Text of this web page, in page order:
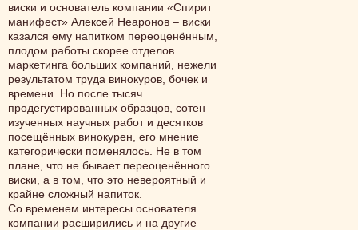
виски и основатель компании «Спирит
манифест» Алексей Неаронов – виски
казался ему напитком переоценённым,
плодом работы скорее отделов
маркетинга больших компаний, нежели
результатом труда винокуров, бочек и
времени. Но после тысяч
продегустированных образцов, сотен
изученных научных работ и десятков
посещённых винокурен, его мнение
категорически поменялось. Не в том
плане, что не бывает переоценённого
виски, а в том, что это невероятный и
крайне сложный напиток.
Со временем интересы основателя
компании расширились и на другие